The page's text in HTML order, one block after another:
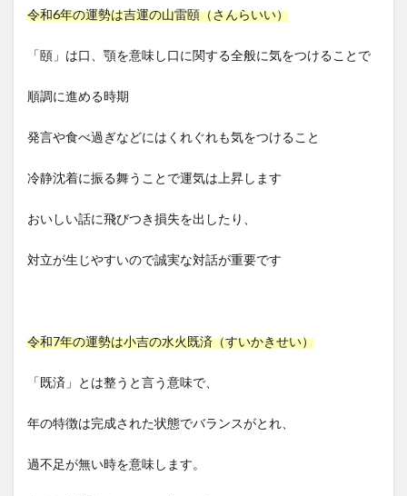
令和6年の運勢は吉運の山雷頤（さんらいい）
「頤」は口、顎を意味し口に関する全般に気をつけることで
順調に進める時期
発言や食べ過ぎなどにはくれぐれも気をつけること
冷静沈着に振る舞うことで運気は上昇します
おいしい話に飛びつき損失を出したり、
対立が生じやすいので誠実な対話が重要です
令和7年の運勢は小吉の水火既済（すいかきせい）
「既済」とは整うと言う意味で、
年の特徴は完成された状態でバランスがとれ、
過不足が無い時を意味します。